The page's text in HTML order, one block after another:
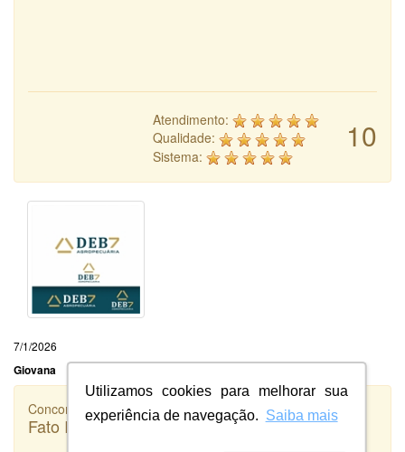
Utilizamos cookies para melhorar sua
experiência de navegação. Saiba mais
10
Atendimento:
Qualidade:
Sistema:
7/1/2026
Giovana
Concorrência
Fato Inteligência